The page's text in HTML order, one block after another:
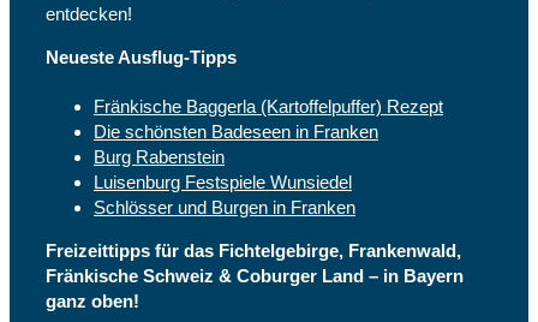
entdecken!
Neueste Ausflug-Tipps
Fränkische Baggerla (Kartoffelpuffer) Rezept
Die schönsten Badeseen in Franken
Burg Rabenstein
Luisenburg Festspiele Wunsiedel
Schlösser und Burgen in Franken
Freizeittipps für das Fichtelgebirge, Frankenwald,
Fränkische Schweiz & Coburger Land – in Bayern
ganz oben!